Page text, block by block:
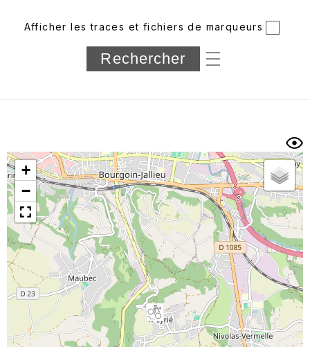
Département
Longueur min/max
Trier par
Horodatage Photos
Afficher les traces et fichiers de marqueurs
+
−